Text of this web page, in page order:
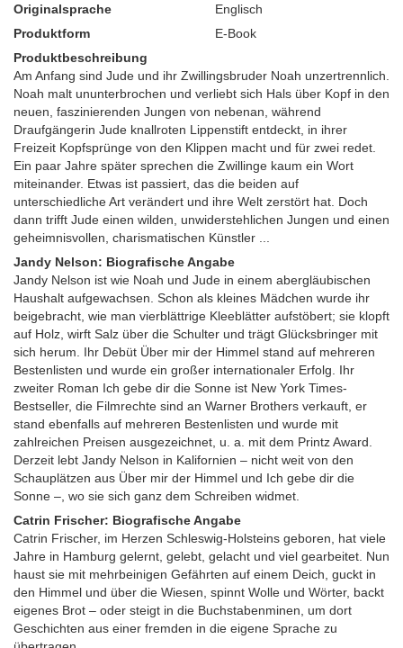
Originalsprache
Englisch
Produktform
E-Book
Produktbeschreibung
Am Anfang sind Jude und ihr Zwillingsbruder Noah unzertrennlich.
Noah malt ununterbrochen und verliebt sich Hals über Kopf in den
neuen, faszinierenden Jungen von nebenan, während
Draufgängerin Jude knallroten Lippenstift entdeckt, in ihrer
Freizeit Kopfsprünge von den Klippen macht und für zwei redet.
Ein paar Jahre später sprechen die Zwillinge kaum ein Wort
miteinander. Etwas ist passiert, das die beiden auf
unterschiedliche Art verändert und ihre Welt zerstört hat. Doch
dann trifft Jude einen wilden, unwiderstehlichen Jungen und einen
geheimnisvollen, charismatischen Künstler ...
Jandy Nelson: Biografische Angabe
Jandy Nelson ist wie Noah und Jude in einem abergläubischen
Haushalt aufgewachsen. Schon als kleines Mädchen wurde ihr
beigebracht, wie man vierblättrige Kleeblätter aufstöbert; sie klopft
auf Holz, wirft Salz über die Schulter und trägt Glücksbringer mit
sich herum. Ihr Debüt Über mir der Himmel stand auf mehreren
Bestenlisten und wurde ein großer internationaler Erfolg. Ihr
zweiter Roman Ich gebe dir die Sonne ist New York Times-
Bestseller, die Filmrechte sind an Warner Brothers verkauft, er
stand ebenfalls auf mehreren Bestenlisten und wurde mit
zahlreichen Preisen ausgezeichnet, u. a. mit dem Printz Award.
Derzeit lebt Jandy Nelson in Kalifornien – nicht weit von den
Schauplätzen aus Über mir der Himmel und Ich gebe dir die
Sonne –, wo sie sich ganz dem Schreiben widmet.
Catrin Frischer: Biografische Angabe
Catrin Frischer, im Herzen Schleswig-Holsteins geboren, hat viele
Jahre in Hamburg gelernt, gelebt, gelacht und viel gearbeitet. Nun
haust sie mit mehrbeinigen Gefährten auf einem Deich, guckt in
den Himmel und über die Wiesen, spinnt Wolle und Wörter, backt
eigenes Brot – oder steigt in die Buchstabenminen, um dort
Geschichten aus einer fremden in die eigene Sprache zu